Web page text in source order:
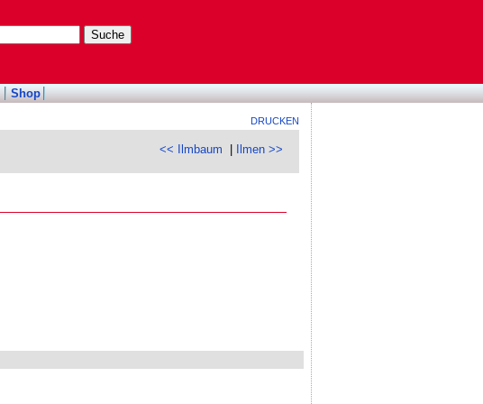
Shop
DRUCKEN
<< Ilmbaum Ilmen >>